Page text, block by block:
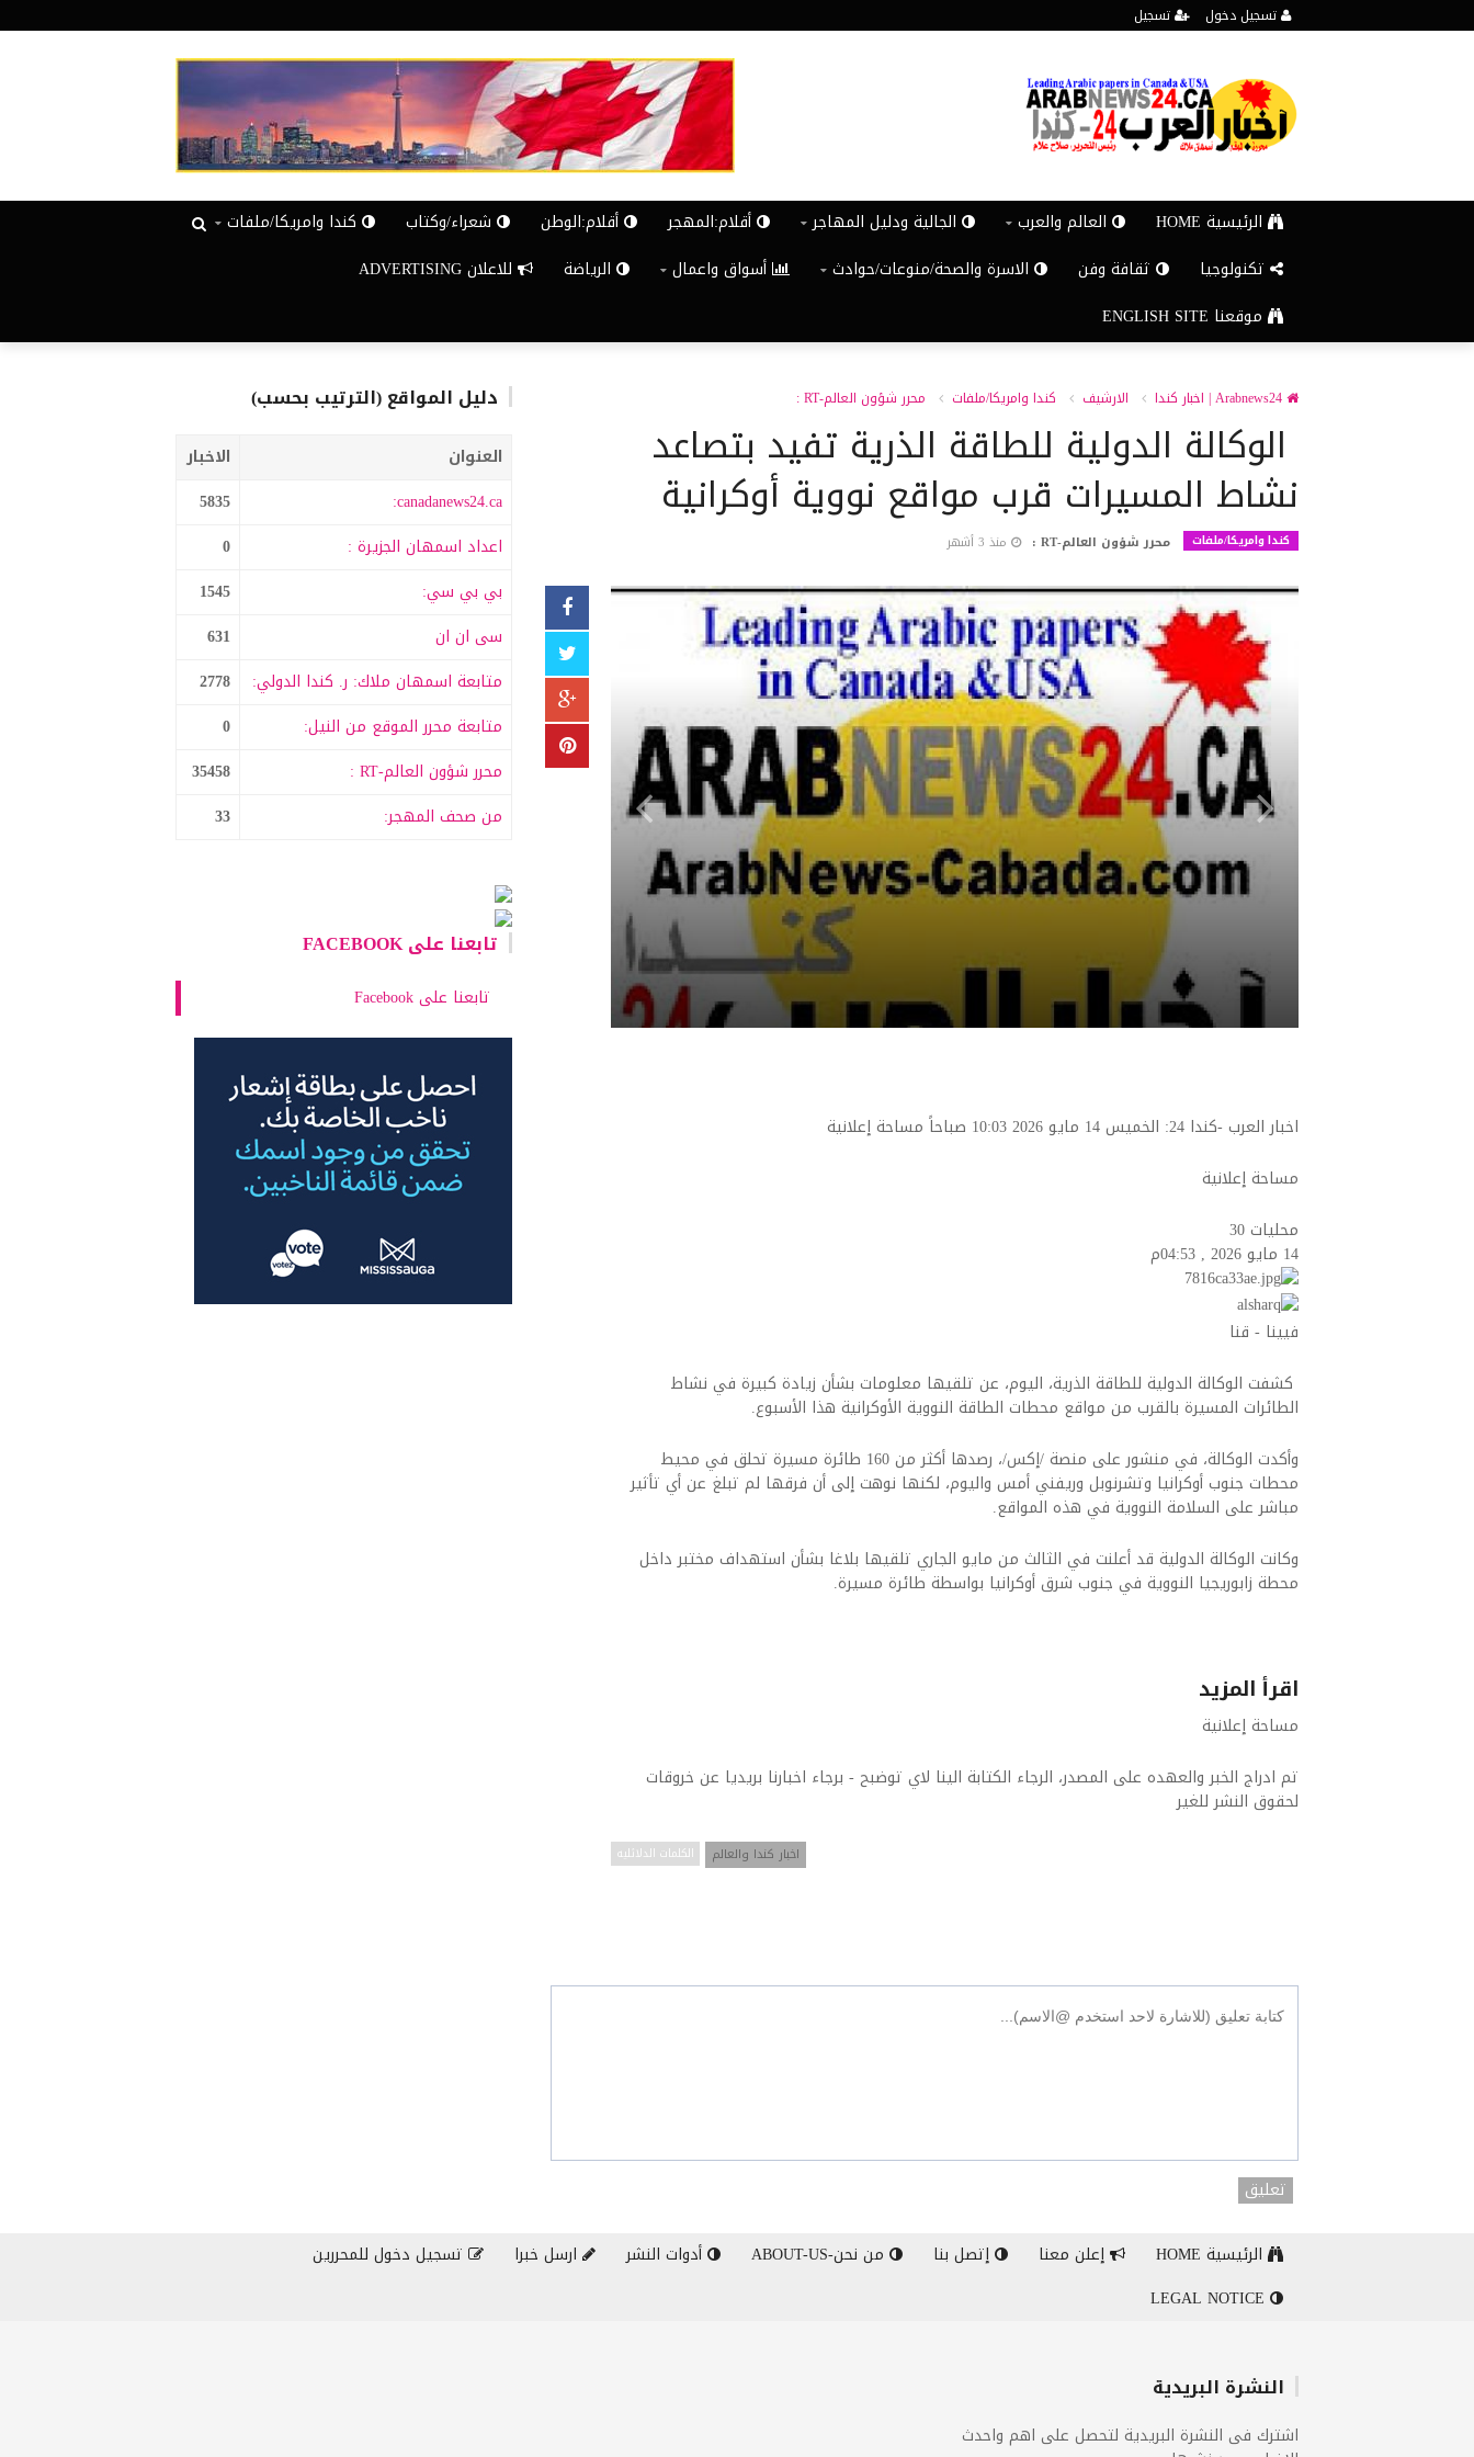
تسجيل دخول تسجيل
الرئيسية HOME العالم والعرب الجالية ودليل المهاجر أقلام:المهجر أقلام:الوطن شعراء/وكتاب
كندا وامريكا/ملفات
تكنولوجيا
ثقافة وفن الاسرة والصحة/منوعات/حوادث أسواق واعمال الرياضة
للاعلان ADVERTISING
موقعنا ENGLISH SITE
دليل المواقع (الترتيب بحسب)
العنوان
الاخبار
canadanews24.ca:
5835
اعداد اسمهان الجزيرة :
0
بي بي سي:
1545
سى ان ان
631
متابعة اسمهان ملاك: ر. كندا الدولي:
2778
متابعة محرر الموقع من النيل:
0
محرر شؤون العالم-RT :
35458
من صحف المهجر:
33
تابعنا على FACEBOOK
تابعنا على Facebook
الارشيف كندا وامريكا/ملفات محرر شؤون العالم-RT :
الوكالة ‌الدولية للطاقة الذرية تفيد بتصاعد
نشاط المسيرات قرب مواقع نووية أوكرانية
كندا وامريكا/ملفات محرر شؤون العالم-RT : منذ 3 أشهر
اخبار العرب -كندا 24: الخميس 14 مايو 2026 10:03 صباحاً مساحة إعلانية
مساحة إعلانية
محليات30
14 مايو 2026 , 04:53م
فيينا - قنا
كشفت الوكالة ‌الدولية للطاقة الذرية، اليوم، عن تلقيها معلومات بشأن زيادة كبيرة في نشاط
الطائرات المسيرة بالقرب من مواقع محطات الطاقة النووية الأوكرانية هذا ‌الأسبوع.
وأكدت الوكالة، في منشور على منصة /إكس/، رصدها أكثر من 160 طائرة مسيرة تحلق في محيط
محطات جنوب أوكرانيا وتشرنوبل وريفني أمس واليوم، لكنها نوهت إلى أن فرقها لم تبلغ عن أي تأثير
مباشر ‌على السلامة النووية في هذه المواقع.
وكانت الوكالة الدولية قد أعلنت في الثالث من مايو الجاري تلقيها بلاغا بشأن استهداف مختبر داخل
محطة زابوريجيا النووية في جنوب شرق أوكرانيا بواسطة طائرة مسيرة.
اقرأ المزيد
مساحة إعلانية
تم ادراج الخبر والعهده على المصدر، الرجاء الكتابة الينا لاي توضبح - برجاء اخبارنا بريديا عن خروقات
لحقوق النشر للغير
الكلمات الدلائليه اخبار كندا والعالم
تعليق
الرئيسية HOME إعلن معنا إتصل بنا من نحن-ABOUT-US أدوات النشر ارسل خبرا
تسجيل دخول للمحررين
النشرة البريدية
اشترك فى النشرة البريدية لتحصل على اهم واحدث